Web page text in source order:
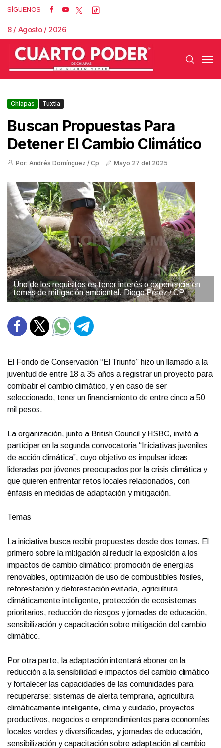
SÍGUENOS
8 / Agosto / 2026
Chiapas Tuxtla
Buscan Propuestas Para
Detener El Cambio Climático
Por: Andrés Domínguez / Cp Mayo 27 del 2025
Uno de los requisitos es tener interés o experiencia en
temas de mitigación ambiental. Diego Pérez / CP
El Fondo de Conservación “El Triunfo” hizo un llamado a la
juventud de entre 18 a 35 años a registrar un proyecto para
combatir el cambio climático, y en caso de ser
seleccionado, tener un financiamiento de entre cinco a 50
mil pesos.
La organización, junto a British Council y HSBC, invitó a
participar en la segunda convocatoria “Iniciativas juveniles
de acción climática”, cuyo objetivo es impulsar ideas
lideradas por jóvenes preocupados por la crisis climática y
que quieren enfrentar retos locales relacionados, con
énfasis en medidas de adaptación y mitigación.
Temas
La iniciativa busca recibir propuestas desde dos temas. El
primero sobre la mitigación al reducir la exposición a los
impactos de cambio climático: promoción de energías
renovables, optimización de uso de combustibles fósiles,
reforestación y deforestación evitada, agricultura
climáticamente inteligente, protección de ecosistemas
prioritarios, reducción de riesgos y jornadas de educación,
sensibilización y capacitación sobre mitigación del cambio
climático.
Por otra parte, la adaptación intentará abonar en la
reducción a la sensibilidad e impactos del cambio climático
y fortalecer las capacidades de las comunidades para
recuperarse: sistemas de alerta temprana, agricultura
climáticamente inteligente, clima y cuidado, proyectos
productivos, negocios o emprendimientos para economías
locales verdes y diversificadas, y jornadas de educación,
sensibilización y capacitación sobre adaptación al cambio